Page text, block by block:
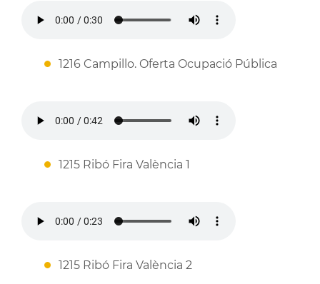
1216 Campillo. Oferta Ocupació Pública
1215 Ribó Fira València 1
1215 Ribó Fira València 2